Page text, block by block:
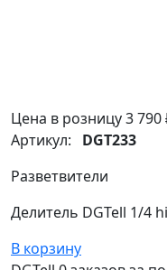
Цена в розницу3 790
Артикул: DGT233
Разветвители
Делитель DGTell 1/4
В корзину